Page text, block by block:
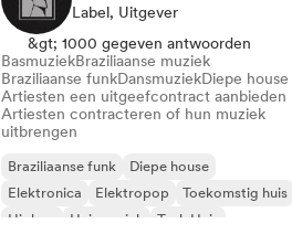
Label, Uitgever
&gt; 1000 gegeven antwoorden
BasmuziekBraziliaanse muziek
Braziliaanse funkDansmuziekDiepe house
Artiesten een uitgeefcontract aanbieden
Artiesten contracteren of hun muziek
uitbrengen
Braziliaanse funk
Diepe house
Elektronica
Elektropop
Toekomstig huis
Hiphop
Huismuziek Tech Huis